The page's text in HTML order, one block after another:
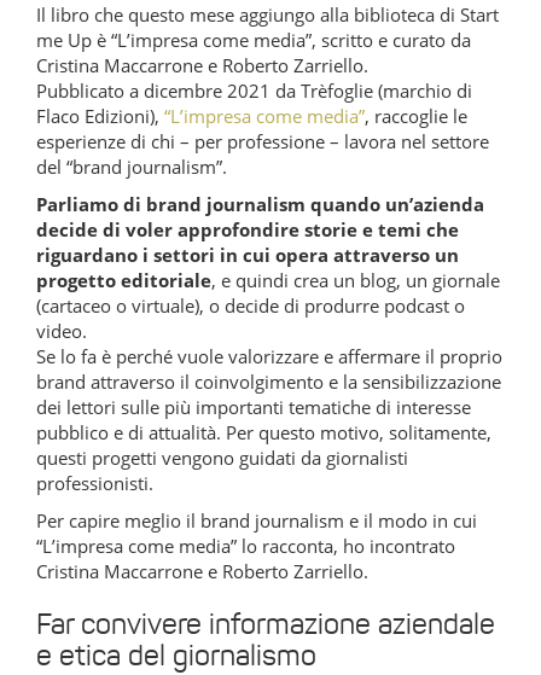
Il libro che questo mese aggiungo alla biblioteca di Start
me Up è “L’impresa come media”, scritto e curato da
Cristina Maccarrone e Roberto Zarriello.
Pubblicato a dicembre 2021 da Trèfoglie (marchio di
Flaco Edizioni), “L’impresa come media”, raccoglie le
esperienze di chi – per professione – lavora nel settore
del “brand journalism”.
Parliamo di brand journalism quando un’azienda
decide di voler approfondire storie e temi che
riguardano i settori in cui opera attraverso un
progetto editoriale, e quindi crea un blog, un giornale
(cartaceo o virtuale), o decide di produrre podcast o
video.
Se lo fa è perché vuole valorizzare e affermare il proprio
brand attraverso il coinvolgimento e la sensibilizzazione
dei lettori sulle più importanti tematiche di interesse
pubblico e di attualità. Per questo motivo, solitamente,
questi progetti vengono guidati da giornalisti
professionisti.
Per capire meglio il brand journalism e il modo in cui
“L’impresa come media” lo racconta, ho incontrato
Cristina Maccarrone e Roberto Zarriello.
Far convivere informazione aziendale
e etica del giornalismo